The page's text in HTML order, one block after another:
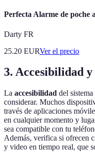
Perfecta Alarme de poche
Darty FR
25.20 EURVer el precio
3. Accesibilidad
La accesibilidad del
considerar. Muchos
través de aplicaciones
en cualquier momento y
sea compatible con tu
Además, verifica si ofrecen
y video en tiempo real, que